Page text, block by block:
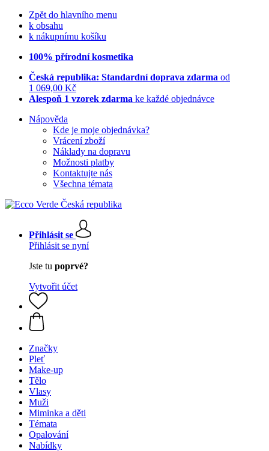
Zpět do hlavního menu
k obsahu
k nákupnímu košíku
100% přírodní kosmetika
Česká republika: Standardní doprava zdarma od
1 069,00 Kč
Alespoň 1 vzorek zdarma ke každé objednávce
Nápověda
Kde je moje objednávka?
Vrácení zboží
Náklady na dopravu
Možnosti platby
Kontaktujte nás
Všechna témata
Přihlásit se
Přihlásit se nyní
Jste tu poprvé?
Vytvořit účet
Značky
Pleť
Make-up
Tělo
Vlasy
Muži
Miminka a děti
Témata
Opalování
Nabídky